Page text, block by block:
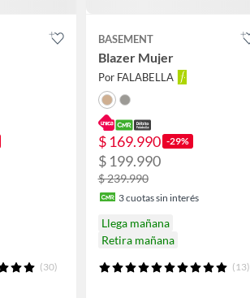
(30)
BASEMENT
Blazer Mujer
Por FALABELLA
$ 169.990 -29%
$ 199.990
$ 239.990
3cuotas sin interés
Llega mañana
Retira mañana
(13)